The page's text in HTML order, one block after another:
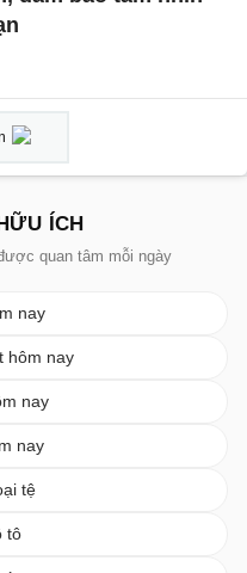
ÍCH
quan tâm mỗi ngày
nay
hôm nay
nay
nay
tệ
tô